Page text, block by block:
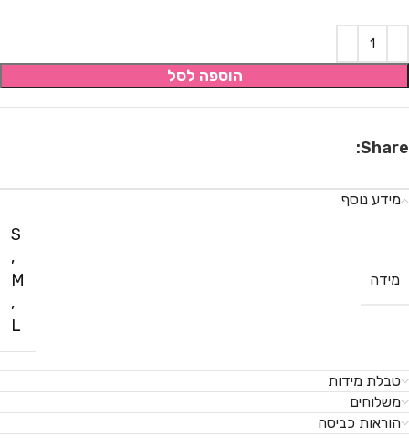
הוספה לסל
Share:
מידע נוסף
מידה
S
,
M
,
L
טבלת מידות
משלוחים
הוראות כביסה